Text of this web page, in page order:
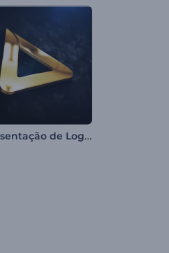
Apresentação de Logo - Estrutura Sólida